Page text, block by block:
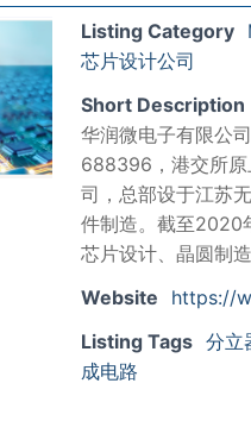
Listing Category
芯片设计公司
Short Description
华润微电子有限公
688396，港交所原
司，总部设于江苏
件制造。截至2020
芯片设计、晶圆制
Website
https://
Listing Tags 分立
成电路